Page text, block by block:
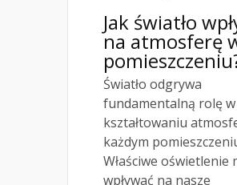
Jak światło
na atmosferę
Światło odgrywa
fundamentalną rolę w
kształtowaniu
każdym
Właściwe oświetlenie
wpływać na nasze